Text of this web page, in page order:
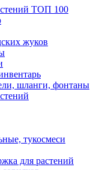
ТОП 100
жуков
шланги, фонтаны
тукосмеси
для растений